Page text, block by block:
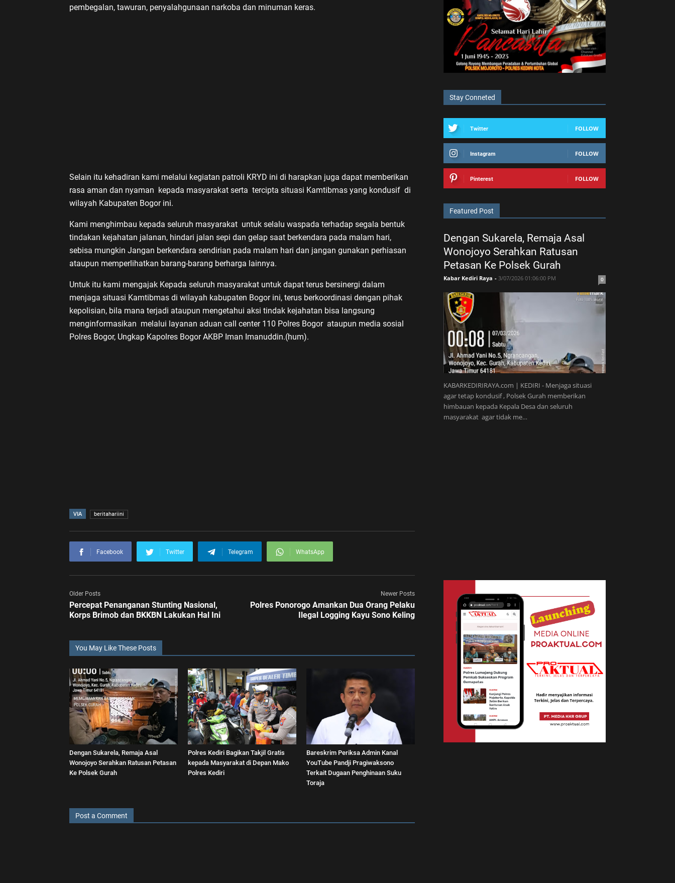
pembegalan, tawuran, penyalahgunaan narkoba dan minuman keras.
Selain itu kehadiran kami melalui kegiatan patroli KRYD ini di harapkan juga dapat memberikan
rasa aman dan nyaman kepada masyarakat serta tercipta situasi Kamtibmas yang kondusif di
wilayah Kabupaten Bogor ini.
Kami menghimbau kepada seluruh masyarakat untuk selalu waspada terhadap segala bentuk
tindakan kejahatan jalanan, hindari jalan sepi dan gelap saat berkendara pada malam hari,
sebisa mungkin Jangan berkendara sendirian pada malam hari dan jangan gunakan perhiasan
ataupun memperlihatkan barang-barang berharga lainnya.
Untuk itu kami mengajak Kepada seluruh masyarakat untuk dapat terus bersinergi dalam
menjaga situasi Kamtibmas di wilayah kabupaten Bogor ini, terus berkoordinasi dengan pihak
kepolisian, bila mana terjadi ataupun mengetahui aksi tindak kejahatan bisa langsung
menginformasikan melalui layanan aduan call center 110 Polres Bogor ataupun media sosial
Polres Bogor, Ungkap Kapolres Bogor AKBP Iman Imanuddin.(hum).
VIA beritahariini
Facebook Twitter Telegram WhatsApp
Older Posts
Percepat Penanganan Stunting Nasional,
Korps Brimob dan BKKBN Lakukan Hal Ini
Newer Posts
Polres Ponorogo Amankan Dua Orang Pelaku
Ilegal Logging Kayu Sono Keling
You May Like These Posts
Dengan Sukarela, Remaja Asal
Wonojoyo Serahkan Ratusan Petasan
Ke Polsek Gurah
Polres Kediri Bagikan Takjil Gratis
kepada Masyarakat di Depan Mako
Polres Kediri
Bareskrim Periksa Admin Kanal
YouTube Pandji Pragiwaksono
Terkait Dugaan Penghinaan Suku
Toraja
Post a Comment
Stay Conneted
Twitter FOLLOW
Instagram FOLLOW
Pinterest FOLLOW
Featured Post
Dengan Sukarela, Remaja Asal
Wonojoyo Serahkan Ratusan
Petasan Ke Polsek Gurah
Kabar Kediri Raya - 3/07/2026 01:06:00 PM 0
KABARKEDIRIRAYA.com | KEDIRI - Menjaga situasi
agar tetap kondusif , Polsek Gurah memberikan
himbauan kepada Kepala Desa dan seluruh
masyarakat agar tidak me…